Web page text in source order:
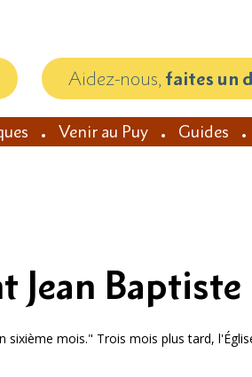
Aidez-nous, faites un
Venir au Puy Guides
Jean Baptiste
mois." Trois mois plus tard,